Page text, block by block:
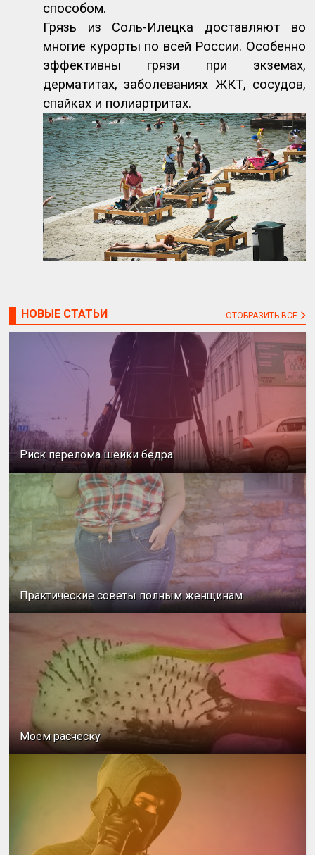
способом.
Грязь из Соль-Илецка доставляют во
многие курорты по всей России. Особенно
эффективны грязи при экземах,
дерматитах, заболеваниях ЖКТ, сосудов,
спайках и полиартритах.
НОВЫЕ СТАТЬИ ОТОБРАЗИТЬ ВСЕ
Риск перелома шейки бедра
Практические советы полным женщинам
Моем расчёску